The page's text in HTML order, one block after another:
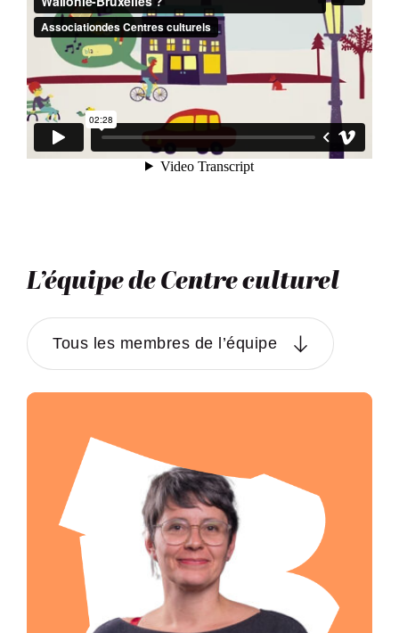
L’équipe de Centre culturel
Tous les membres de l’équipe
Envoyer un e-mail